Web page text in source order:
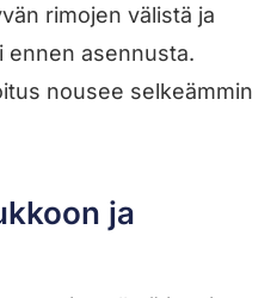
rimojen välistä ja
ennen asennusta.
nousee selkeämmin
ja